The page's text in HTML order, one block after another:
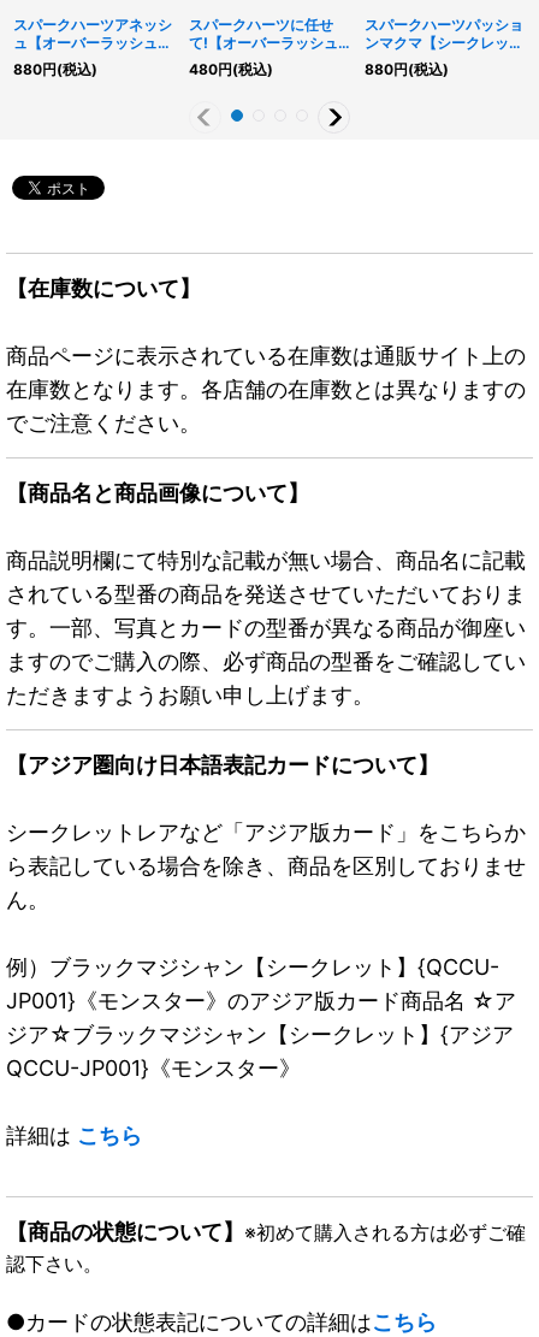
スパークハーツアネッシ
ュ【オーバーラッシュレ
ア】{RD/AP02-JP022}
《RDモンスター》
880円(税込)
スパークハーツに任せ
て!【オーバーラッシュ
レア】{RD/AP02-
JP021}《RDモンスタ
480円(税込)
スパークハーツパッショ
ンマクマ【シークレッ
ト】{RD/AP02-JP020}
《RDリチュアル》
880円(税込)
【在庫数について】
商品ページに表示されている在庫数は通販サイト上の
在庫数となります。各店舗の在庫数とは異なりますの
でご注意ください。
【商品名と商品画像について】
商品説明欄にて特別な記載が無い場合、商品名に記載
されている型番の商品を発送させていただいておりま
す。一部、写真とカードの型番が異なる商品が御座い
ますのでご購入の際、必ず商品の型番をご確認してい
ただきますようお願い申し上げます。
【アジア圏向け日本語表記カードについて】
シークレットレアなど「アジア版カード」をこちらか
ら表記している場合を除き、商品を区別しておりませ
ん。
例）ブラックマジシャン【シークレット】{QCCU-
JP001}《モンスター》のアジア版カード商品名 ☆ア
ジア☆ブラックマジシャン【シークレット】{アジア
QCCU-JP001}《モンスター》
詳細は こちら
【商品の状態について】 ※初めて購入される方は必ずご確
認下さい。
●カードの状態表記についての詳細はこちら